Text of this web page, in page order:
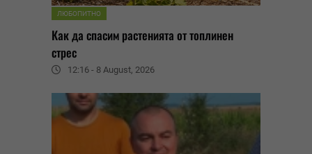
ЛЮБОПИТНО
Как да спасим растенията от топлинен
стрес
12:16 - 8 August, 2026